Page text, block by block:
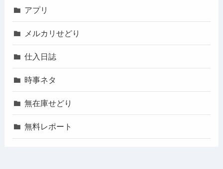
アプリ
メルカリせどり
仕入日誌
時事ネタ
無在庫せどり
無料レポート